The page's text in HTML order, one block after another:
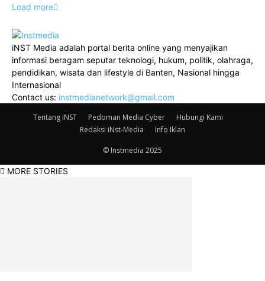
Load more
iNST Media adalah portal berita online yang menyajikan
informasi beragam seputar teknologi, hukum, politik, olahraga,
pendidikan, wisata dan lifestyle di Banten, Nasional hingga
Internasional
Contact us: instmedianetwork@gmail.com
Tentang iNST
Pedoman Media Cyber
Hubungi Kami
Redaksi iNst-Media
Info Iklan
© Instmedia 2025
MORE STORIES